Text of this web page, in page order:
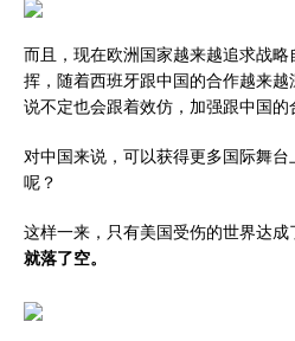
而且，现在欧洲国家越来越追求战
挥，随着西班牙跟中国的合作越来越
说不定也会跟着效仿，加强跟中国的
对中国来说，可以获得更多国际舞
呢？
这样一来，只有美国受伤的世界达成
就落了空。